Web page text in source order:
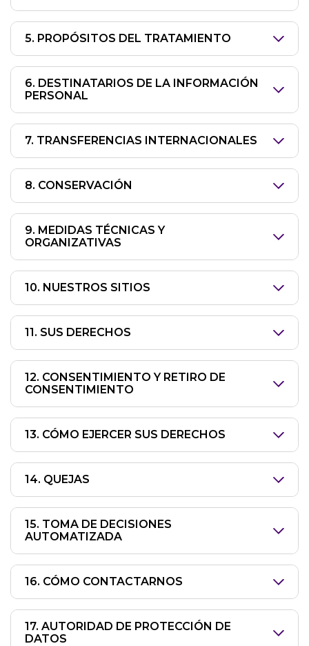
5. PROPÓSITOS DEL TRATAMIENTO
6. DESTINATARIOS DE LA INFORMACIÓN
PERSONAL
7. TRANSFERENCIAS INTERNACIONALES
8. CONSERVACIÓN
9. MEDIDAS TÉCNICAS Y
ORGANIZATIVAS
10. NUESTROS SITIOS
11. SUS DERECHOS
12. CONSENTIMIENTO Y RETIRO DE
CONSENTIMIENTO
13. CÓMO EJERCER SUS DERECHOS
14. QUEJAS
15. TOMA DE DECISIONES
AUTOMATIZADA
16. CÓMO CONTACTARNOS
17. AUTORIDAD DE PROTECCIÓN DE
DATOS